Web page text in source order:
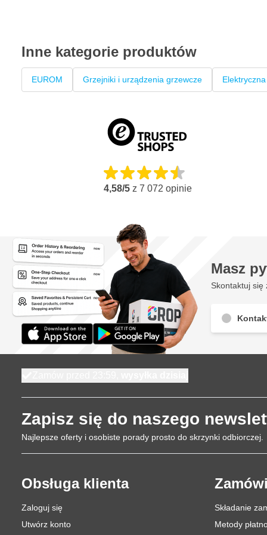
Inne kategorie produktów
EUROM Grzejniki i urządzenia grzewcze
4,58/5 z 7 072 opinie
Masz
Skontaktuj się
Zapisz się do naszego
Najlepsze oferty i osobiste porady prosto do skrzynki odbiorczej.
Obsługa klienta
Zaloguj się
Utwórz konto
Składanie
Metody